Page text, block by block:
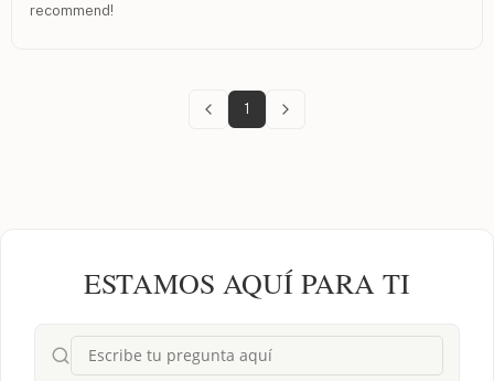
recommend!
1
ESTAMOS AQUÍ PARA TI